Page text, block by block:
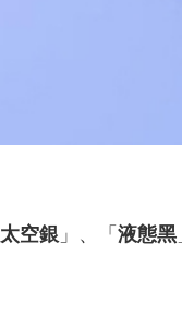
太空銀 」、「 液態黑